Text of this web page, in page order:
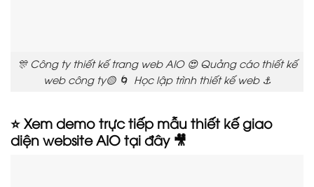
🎊 Công ty thiết kế trang web AIO 😍 Quảng cáo thiết kế
web công ty🟡 🌀 Học lập trình thiết kế web ⚓
⭐ Xem demo trực tiếp mẫu thiết kế giao
diện website AIO tại đây 🎥